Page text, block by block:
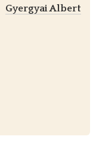
Gyergyai Albert